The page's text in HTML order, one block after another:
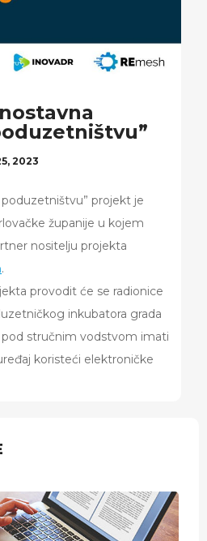
2023
projekt je
županije u kojem
nositelju projekta
.
provodit će se radionice
inkubatora grada
pod stručnim vodstvom imati
koristeći elektroničke